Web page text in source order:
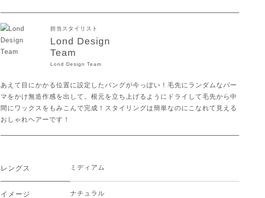
担当スタイリスト
Lond Design
Team
Lond Design Team
あえて目にかかる位置に設定したバングが今っぽい！毛先にランダムなパー
マをかけ無造作感を出して。根元を立ち上げるようにドライして毛先から中
間にワックスをもみこんで完成！スタイリングは簡単なのにこなれて見える
おしゃれヘアーです！
レングス ミディアム
イメージ ナチュラル